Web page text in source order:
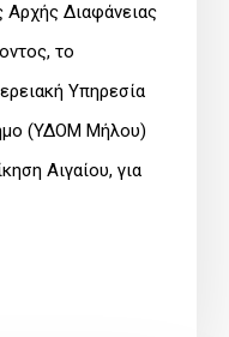
Αρχής Διαφάνειας
το
Υπηρεσία
(ΥΔΟΜ Μήλου)
Αιγαίου, για